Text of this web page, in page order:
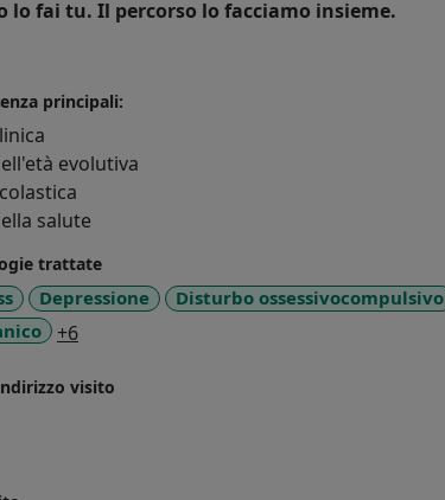
lo fai tu. Il percorso lo facciamo insieme.
principali:
evolutiva
salute
trattate
Depressione
Disturbo ossessivocompulsivo
+6a11y_sr_more_diseases
visito